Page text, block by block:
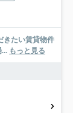
きたい賃貸物件
もっと見る